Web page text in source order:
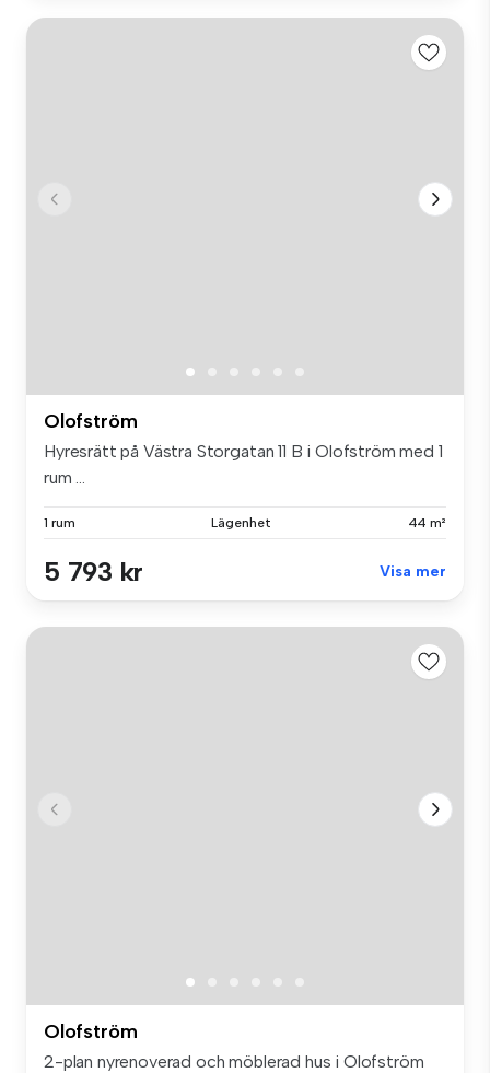
Olofström
Hyresrätt på Västra Storgatan 11 B i Olofström med 1
rum ...
1 rum Lägenhet 44 m²
5 793 kr Visa mer
Olofström
2-plan nyrenoverad och möblerad hus i Olofström